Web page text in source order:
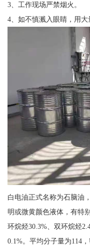
3、工作现场严禁烟火。
4、如不慎溅入眼睛，用大
白电油正式名称为石脑油
明或微黄颜色液体，有特
环烷烃30.3%、双环烷烃
0.1%。平均分子量为114